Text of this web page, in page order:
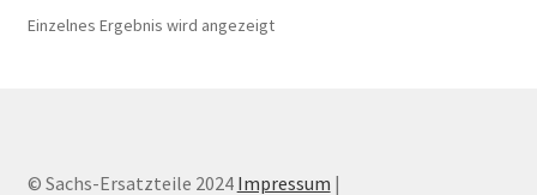
Einzelnes Ergebnis wird angezeigt
© Sachs-Ersatzteile 2024 Impressum |